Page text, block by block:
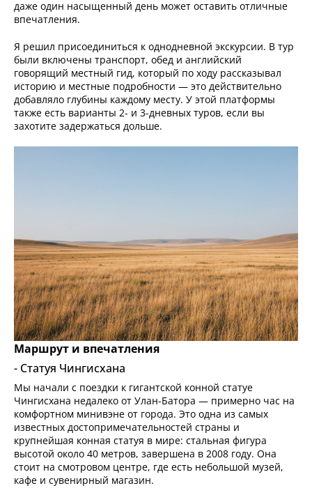
даже один насыщенный день может оставить отличные
впечатления.
Я решил присоединиться к однодневной экскурсии. В тур
были включены транспорт, обед и английский
говорящий местный гид, который по ходу рассказывал
историю и местные подробности — это действительно
добавляло глубины каждому месту. У этой платформы
также есть варианты 2- и 3-дневных туров, если вы
захотите задержаться дольше.
Маршрут и впечатления
- Статуя Чингисхана
Мы начали с поездки к гигантской конной статуе
Чингисхана недалеко от Улан-Батора — примерно час на
комфортном минивэне от города. Это одна из самых
известных достопримечательностей страны и
крупнейшая конная статуя в мире: стальная фигура
высотой около 40 метров, завершена в 2008 году. Она
стоит на смотровом центре, где есть небольшой музей,
кафе и сувенирный магазин.